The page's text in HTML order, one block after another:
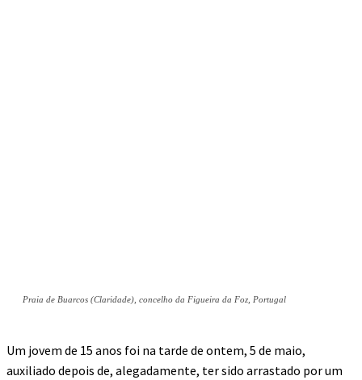
Praia de Buarcos (Claridade), concelho da Figueira da Foz, Portugal
Um jovem de 15 anos foi na tarde de ontem, 5 de maio,
auxiliado depois de, alegadamente, ter sido arrastado por um